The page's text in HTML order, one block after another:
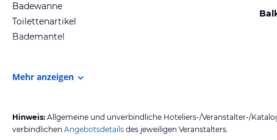
Badewanne
Toilettenartikel
Bademantel
Mehr anzeigen
Hinweis: Allgemeine und unverbindliche Hoteliers-/Veranstalter-/
verbindlichen Angebotsdetails des jeweiligen Veranstalters.